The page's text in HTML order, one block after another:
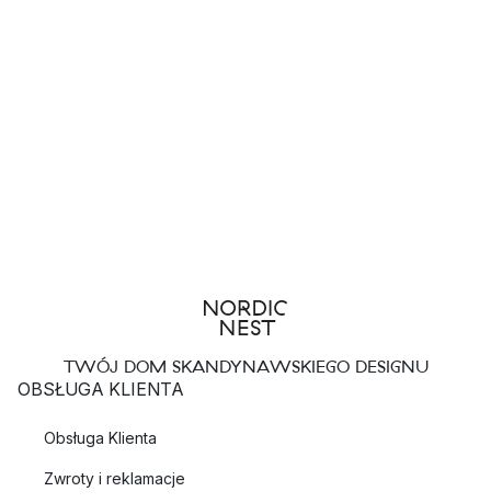
TWÓJ DOM SKANDYNAWSKIEGO DESIGNU
OBSŁUGA KLIENTA
Obsługa Klienta
Zwroty i reklamacje